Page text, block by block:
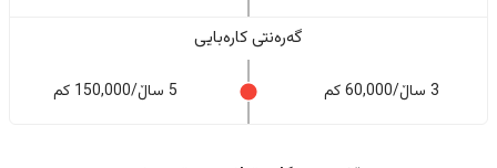
گەرەنتی کارەبایی
3 ساڵ/60,000 کم 5 ساڵ/150,000 کم